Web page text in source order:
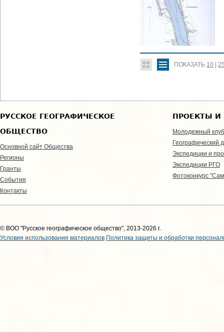
ПОКАЗАТЬ 10
РУССКОЕ ГЕОГРАФИЧЕСКОЕ
ОБЩЕСТВО
Основной сайт Общества
Регионы
Гранты
События
Контакты
ПРОЕКТЫ И
Молодежный клуб
Географический
Экспедиции и
Экспедиции РГО
Фотоконкурс
© ВОО "Русское географическое общество", 2013-2026 г.
Условия использования материалов Политика защиты и обработки